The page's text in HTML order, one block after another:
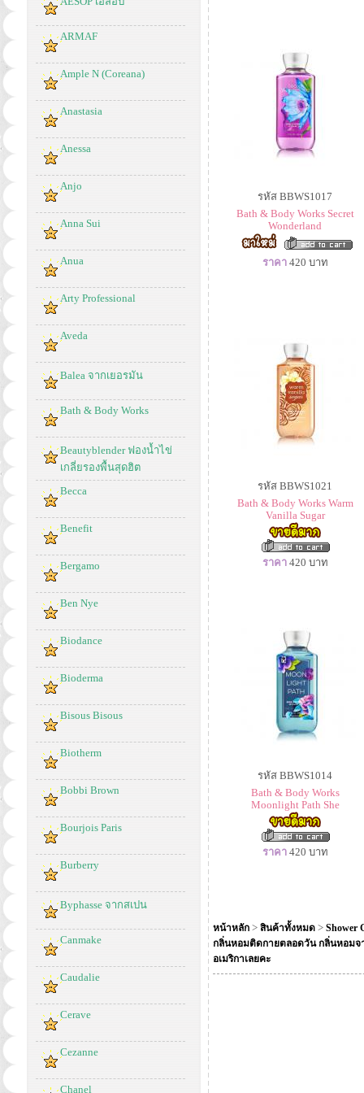
ARMAF
Ample N (Coreana)
Anastasia
Anessa
Anjo
Anna Sui
Anua
Arty Professional
Aveda
Balea จากเยอรมัน
Bath & Body Works
Beautyblender ฟองน้ำไข่
เกลี่ยรองพื้นสุดฮิต
Becca
Benefit
Bergamo
Ben Nye
Biodance
Bioderma
Bisous Bisous
Biotherm
Bobbi Brown
Bourjois Paris
Burberry
Byphasse จากสเปน
Canmake
Caudalie
Cerave
Cezanne
Chanel
รหัส BBWS1017
Bath & Body Works Secret
Wonderland
ราคา 420 บาท
รหัส BBWS1021
Bath & Body Works Warm
Vanilla Sugar
ราคา 420 บาท
รหัส BBWS1014
Bath & Body Works
Moonlight Path She
ราคา 420 บาท
หน้าหลัก > สินค้าทั้งหมด > Shower
กลิ่นหอมติดกายตลอดวัน กลิ่นหอมจ
อเมริกาเลยคะ